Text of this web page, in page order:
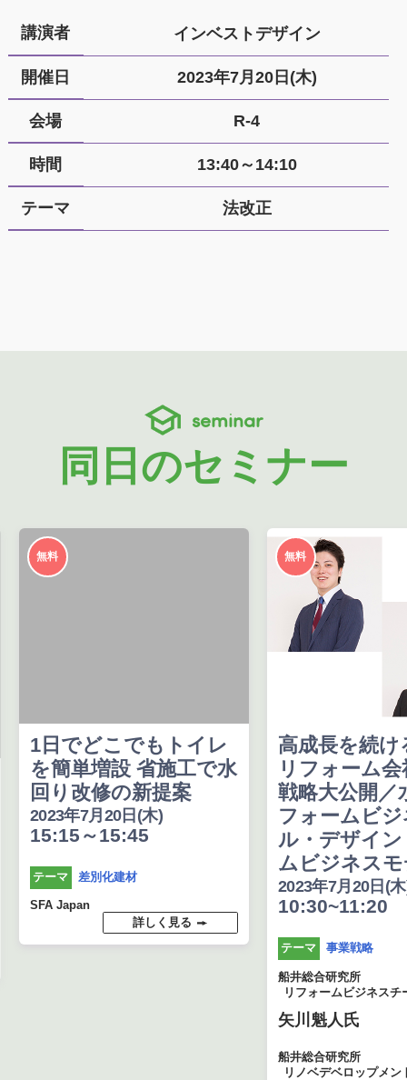
講演者 インベストデザイン
開催日 2023年7月20日(木)
会場 R-4
時間 13:40～14:10
テーマ 法改正
seminar
同日のセミナー
無料
1日でどこでもトイレ
を簡単増設 省施工で水
回り改修の新提案
2023年7月20日(木)
15:15～15:45
テーマ 差別化建材
SFA Japan
詳しく見る
無料
高成長を続け
リフォーム
戦略大公開／
フォームビ
ル・デザイ
ムビジネス
2023年7月20日(
10:30~11:20
テーマ 事業戦略
船井総合研究所
リフォームビジネスチ
矢川魁人氏
船井総合研究所
リノベデベロップメン